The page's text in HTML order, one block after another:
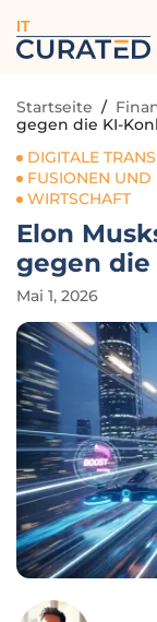
IT
Startseite /
gegen die KI-
DIGITALE
FUSIONEN UND
WIRTSCHAFT
Elon
gegen die
Mai 1, 2026